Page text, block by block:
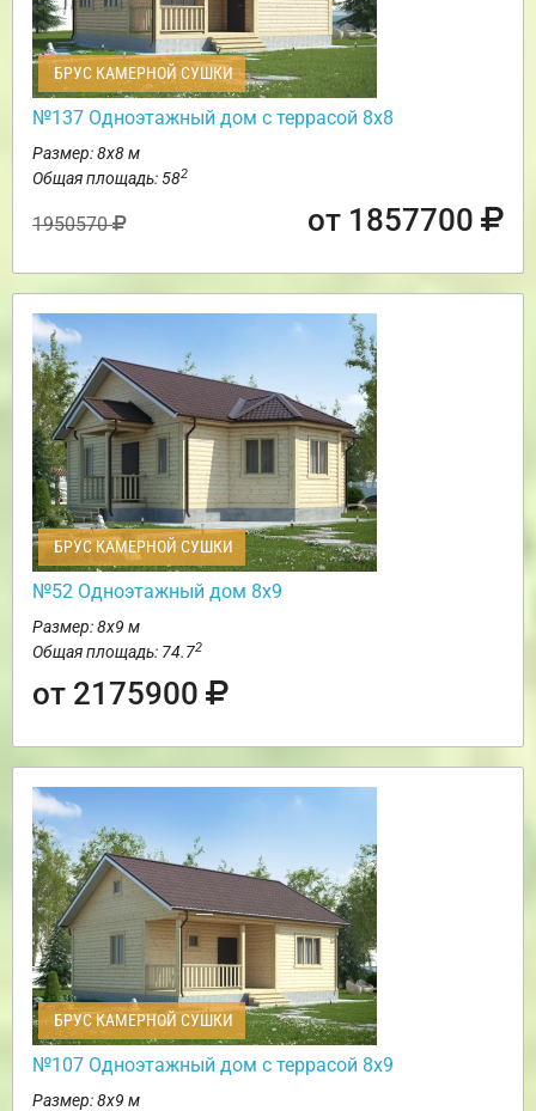
БРУС КАМЕРНОЙ СУШКИ
№137 Одноэтажный дом с террасой 8х8
Размер: 8х8 м
Общая площадь: 582
1950570 от 1857700
БРУС КАМЕРНОЙ СУШКИ
№52 Одноэтажный дом 8х9
Размер: 8х9 м
Общая площадь: 74.72
от 2175900
БРУС КАМЕРНОЙ СУШКИ
№107 Одноэтажный дом с террасой 8х9
Размер: 8х9 м